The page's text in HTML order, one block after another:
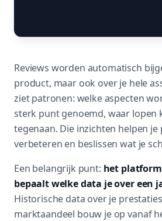
Reviews worden automatisch
product, maar ook over je hele
ziet patronen: welke aspecten
sterk punt genoemd, waar lopen
tegenaan. Die inzichten helpen
verbeteren en beslissen wat je
Een belangrijk punt: het
bepaalt welke data je over een
Historische data over je
marktaandeel bouw je op vanaf